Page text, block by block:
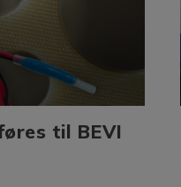
til BEVI